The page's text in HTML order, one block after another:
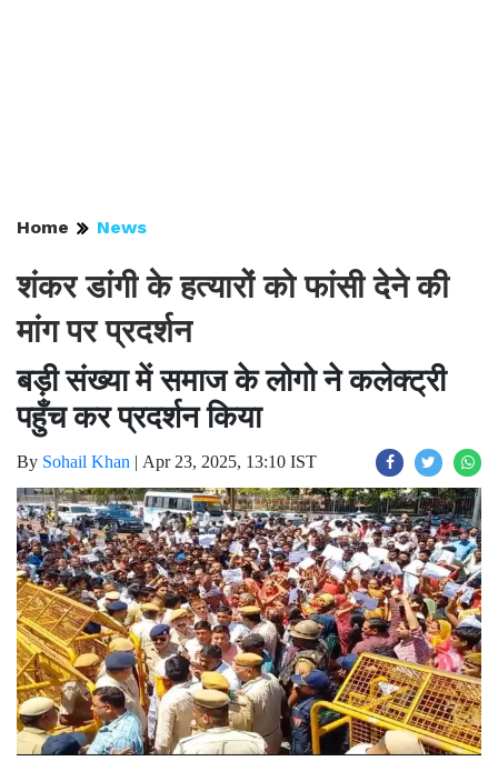
Home News
शंकर डांगी के हत्यारों को फांसी देने की
मांग पर प्रदर्शन
बड़ी संख्या में समाज के लोगो ने कलेक्ट्री
पहुँच कर प्रदर्शन किया
By Sohail Khan | Apr 23, 2025, 13:10 IST